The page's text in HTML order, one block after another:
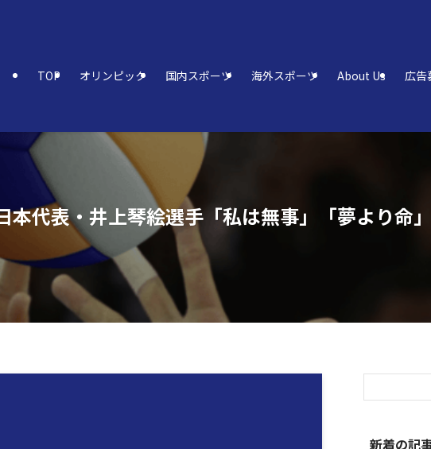
TOP オリンピック 国内スポーツ 海外スポーツ About Us 広告
本代表・井上琴絵選手「私は無事」「夢より命
新着の記